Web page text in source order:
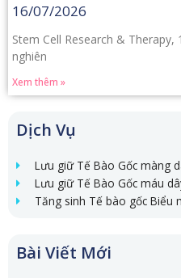
Dịch Vụ
Lưu giữ Tế Bào Gốc màng
Lưu giữ Tế Bào Gốc máu
Tăng sinh Tế bào gốc Biểu
Bài Viết Mới
16/07/2026
Stem Cell Research &
nghiên
Xem thêm »